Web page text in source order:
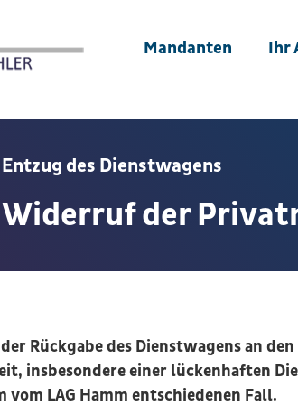
Mandanten Ihr
Entzug des Dienstwagens
Widerruf der
Rückgabe des Dienstwagens an den
insbesondere einer lückenhaften
vom LAG Hamm entschiedenen Fall.